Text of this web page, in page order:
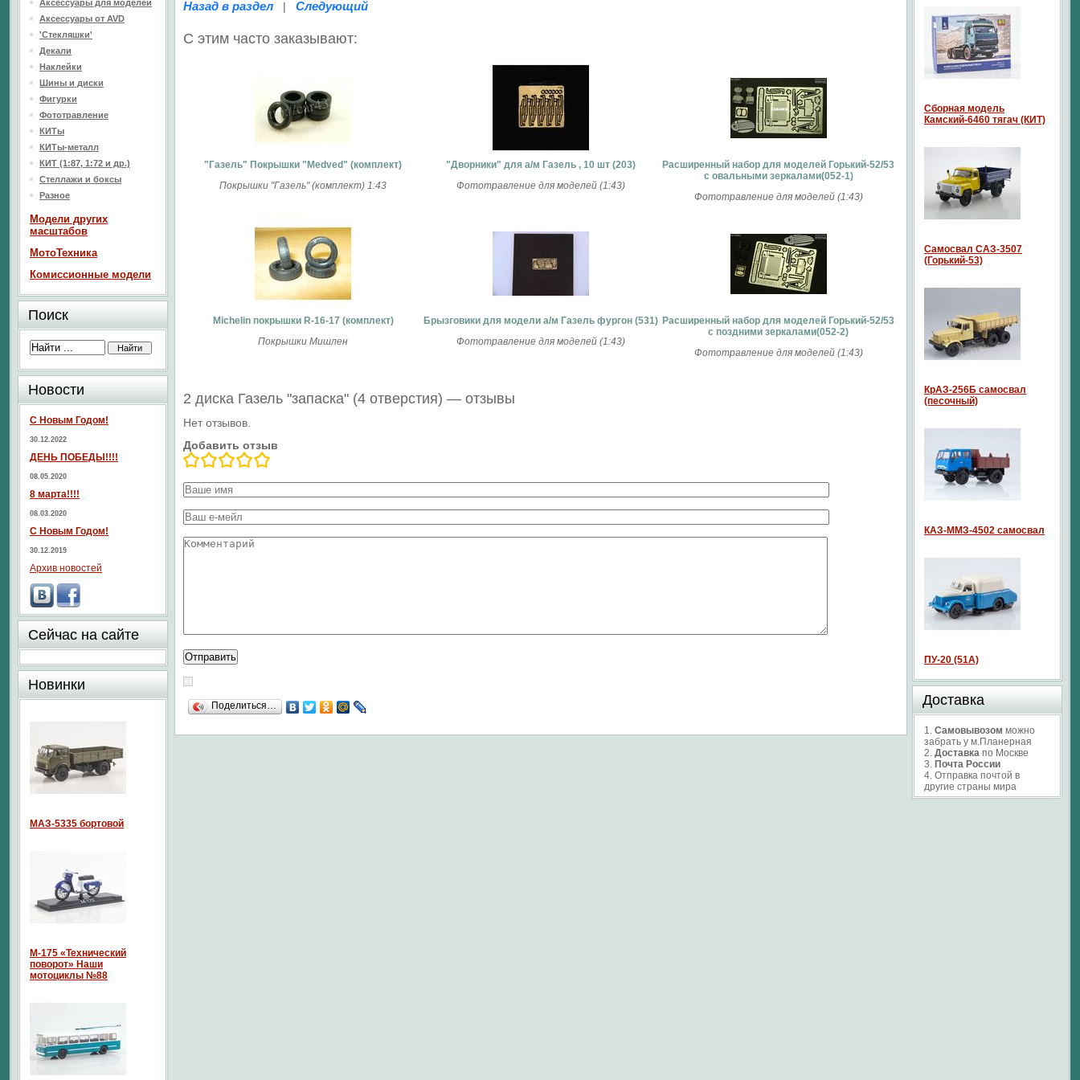
Назад в раздел | Следующий
С этим часто заказывают:
"Газель" Покрышки "Medved" (комплект)
Покрышки "Газель" (комплект) 1:43
"Дворники" для а/м Газель , 10 шт (203)
Фототравление для моделей (1:43)
Расширенный набор для моделей Горький-52/53
с овальными зеркалами(052-1)
Фототравление для моделей (1:43)
Michelin покрышки R-16-17 (комплект)
Покрышки Мишлен
Брызговики для модели а/м Газель фургон (531)
Фототравление для моделей (1:43)
Расширенный набор для моделей Горький-52/53
с поздними зеркалами(052-2)
Фототравление для моделей (1:43)
2 диска Газель "запаска" (4 отверстия) — отзывы
Нет отзывов.
Добавить отзыв
Поделиться…
Аксессуары для моделей
Аксессуары от AVD
'Стекляшки'
Декали
Наклейки
Шины и диски
Фигурки
Фототравление
КИТы
КИТы-металл
КИТ (1:87, 1:72 и др.)
Стеллажи и боксы
Разное
Модели других
масштабов
МотоТехника
Комиссионные модели
Поиск
Новости
С Новым Годом!
30.12.2022
ДЕНЬ ПОБЕДЫ!!!!
08.05.2020
8 марта!!!!
08.03.2020
С Новым Годом!
30.12.2019
Архив новостей
Сейчас на сайте
Новинки
МАЗ-5335 бортовой
М-175 «Технический
поворот» Наши
мотоциклы №88
Сборная модель
Камский-6460 тягач (КИТ)
Самосвал САЗ-3507
(Горький-53)
КрАЗ-256Б самосвал
(песочный)
КАЗ-ММЗ-4502 самосвал
ПУ-20 (51А)
Доставка
1. Самовывозом можно
забрать у м.Планерная
2. Доставка по Москве
3. Почта России
4. Отправка почтой в
другие страны мира